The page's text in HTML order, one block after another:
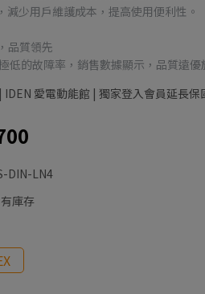
減少用戶維護成本，提高使用便利性。
品質領先
低的故障率，銷售數據顯示，品質遠
IDEN 愛電動能館 | 獨家登入會員延長保
DIN-LN4
庫存